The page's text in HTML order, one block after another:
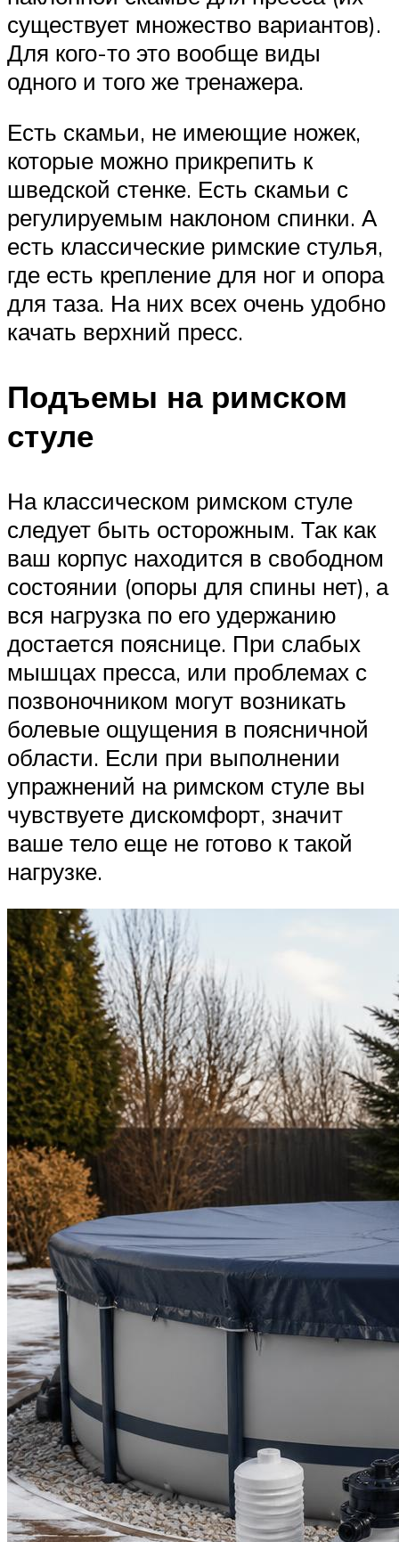
существует множество вариантов).
Для кого-то это вообще виды
одного и того же тренажера.
Есть скамьи, не имеющие ножек,
которые можно прикрепить к
шведской стенке. Есть скамьи с
регулируемым наклоном спинки. А
есть классические римские стулья,
где есть крепление для ног и опора
для таза. На них всех очень удобно
качать верхний пресс.
Подъемы на римском
стуле
На классическом римском стуле
следует быть осторожным. Так как
ваш корпус находится в свободном
состоянии (опоры для спины нет), а
вся нагрузка по его удержанию
достается пояснице. При слабых
мышцах пресса, или проблемах с
позвоночником могут возникать
болевые ощущения в поясничной
области. Если при выполнении
упражнений на римском стуле вы
чувствуете дискомфорт, значит
ваше тело еще не готово к такой
нагрузке.